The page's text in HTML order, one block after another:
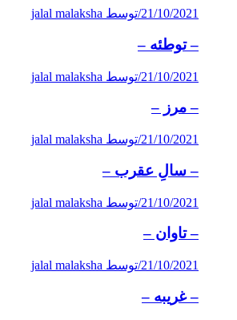
21/10/2021
/توسط jalal malaksha
– توطئه –
21/10/2021
/توسط jalal malaksha
– مرز –
21/10/2021
/توسط jalal malaksha
– سالِ عقرب –
21/10/2021
/توسط jalal malaksha
– تاوان –
21/10/2021
/توسط jalal malaksha
– غریبه –